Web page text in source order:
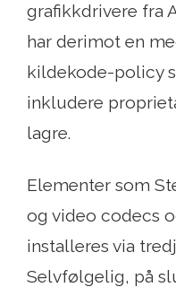
grafikkdrivere fra
har derimot en
kildekode-policy
inkludere
lagre.
Elementer som
og video codecs
installeres via
Selvfølgelig, på